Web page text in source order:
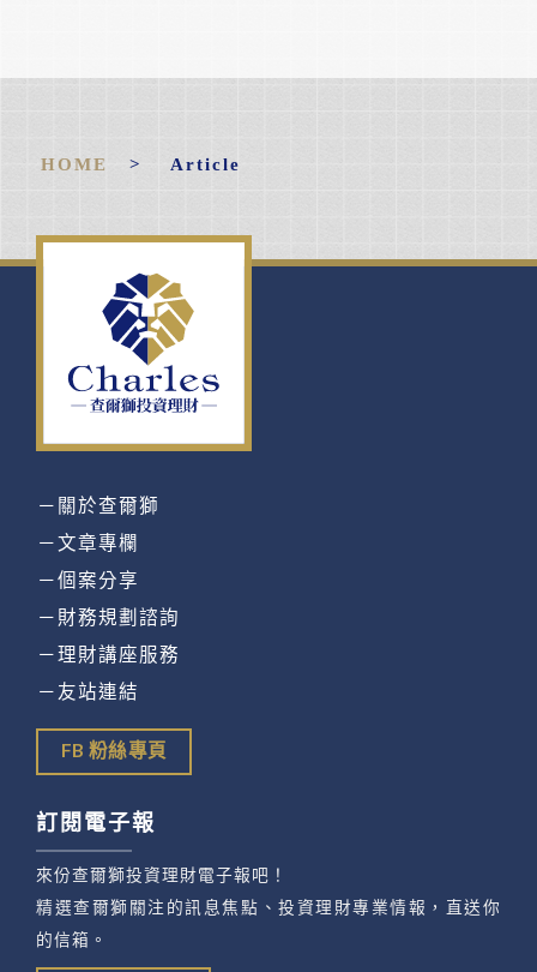
HOME > Article
－關於查爾獅
－文章專欄
－個案分享
－財務規劃諮詢
－理財講座服務
－友站連結
FB 粉絲專頁
訂閱電子報
來份查爾獅投資理財電子報吧！
精選查爾獅關注的訊息焦點、投資理財專業情報，直送你
的信箱。